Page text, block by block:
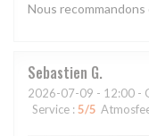
Nous
Sebastien G
2026-07-09 - 12:00 -
Service : 5/5